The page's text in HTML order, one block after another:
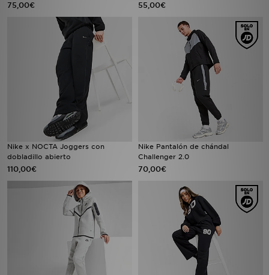
75,00€ 55,00€
Nike x NOCTA Joggers con
dobladillo abierto
110,00€
Nike Pantalón de chándal
Challenger 2.0
70,00€